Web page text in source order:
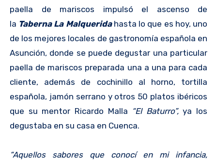
paella de mariscos impulsó el ascenso de
la Taberna La Malqueridahasta lo que es hoy, uno
de los mejores locales de gastronomía española en
Asunción, donde se puede degustar una particular
paella de mariscos preparada una a una para cada
cliente, además de cochinillo al horno, tortilla
española, jamón serrano y otros 50 platos ibéricos
que su mentor Ricardo Malla “El Baturro”,ya los
degustaba en su casa en Cuenca.
“Aquellos sabores que conocí en mi infancia,